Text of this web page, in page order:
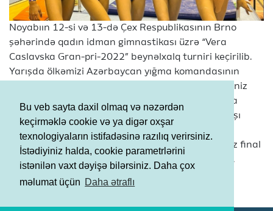
Bu veb sayta daxil olmaq və nəzərdən
keçirməklə cookie və ya digər oxşar
texnologiyaların istifadəsinə razılıq verirsiniz.
İstədiyiniz halda, cookie parametrlərini
istənilən vaxt dəyişə bilərsiniz. Daha çox
məlumat üçün Daha ətraflı
Noyabıın 12-si və 13-də Çex Respublikasının Brno
şəhərində qadın idman gimnastikası üzrə “Vera
Caslavska Gran-pri-2022” beynəlxalq turniri keçirilib.
Yarışda ölkəmizi Azərbaycan yığma komandasının
üzvləri Nazənin Teymurova, Duyğu Məcidzadə, Dəniz
Əliyeva, Nəzrin Hümbətova və Aytən Məmmədova
təmsil ediblər. Komandamızın üzvlərindən ən yaxşı
nəticəni sərbəst hərəkətlər proqramında finala
adlayan Nazənin Teymurova göstərib. İdmançımız final
çıxışının yekununda yarışı 6-cı pillədə başa vurub.